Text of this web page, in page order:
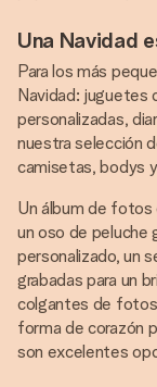
Una Navidad
Para los más
Navidad: juguetes
personalizadas,
nuestra selección
camisetas, bodys
Un álbum de fotos
un oso de peluche
personalizado, un
grabadas para un
colgantes de fotos
forma de corazón
son excelentes